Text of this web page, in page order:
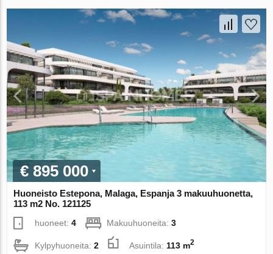
€ 895 000
Huoneisto Estepona, Malaga, Espanja 3 makuuhuonetta,
113 m2 No. 121125
huoneet:4 Makuuhuoneita:3
Kylpyhuoneita:2 Asuintila: 113 m2